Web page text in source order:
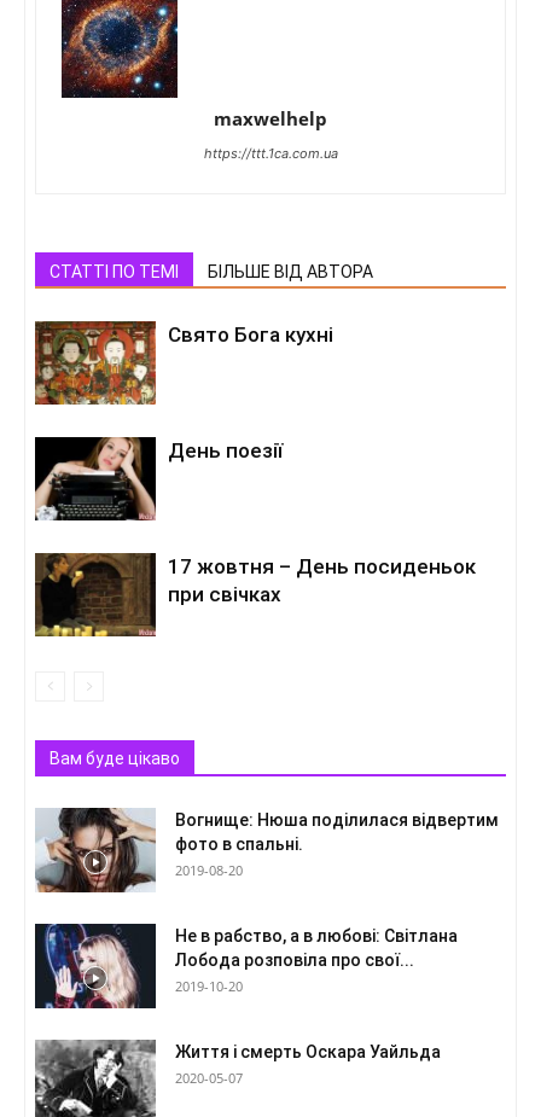
maxwelhelp
https://ttt.1ca.com.ua
СТАТТІ ПО ТЕМІ БІЛЬШЕ ВІД АВТОРА
Свято Бога кухні
День поезії
17 жовтня – День посиденьок
при свічках
Вам буде цікаво
Вогнище: Нюша поділилася відвертим
фото в спальні.
2019-08-20
Не в рабство, а в любові: Світлана
Лобода розповіла про свої...
2019-10-20
Життя і смерть Оскара Уайльда
2020-05-07